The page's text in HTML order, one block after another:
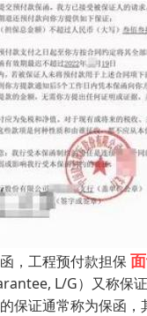
，工程预付款担保
L/G）又称保
保证通常称为保函